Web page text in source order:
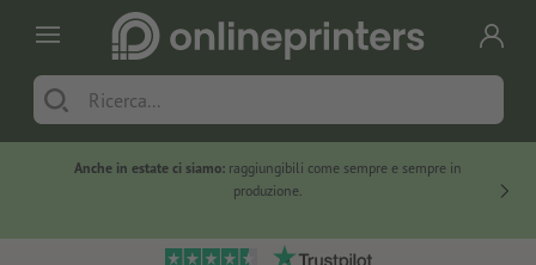
Anche in estate ci siamo: raggiungibili come sempre e sempre in
produzione.